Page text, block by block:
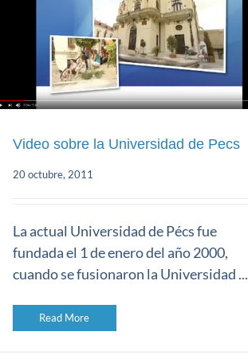
Video sobre la Universidad de Pecs
20 octubre, 2011
La actual Universidad de Pécs fue
fundada el 1 de enero del año 2000,
cuando se fusionaron la Universidad ...
Read More